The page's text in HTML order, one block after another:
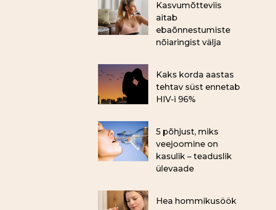
Kasvumõtteviis
aitab
ebaõnnestumiste
nõiaringist välja
Kaks korda aastas
tehtav süst ennetab
HIV-i 96%
5 põhjust, miks
veejoomine on
kasulik – teaduslik
ülevaade
Hea hommikusöök